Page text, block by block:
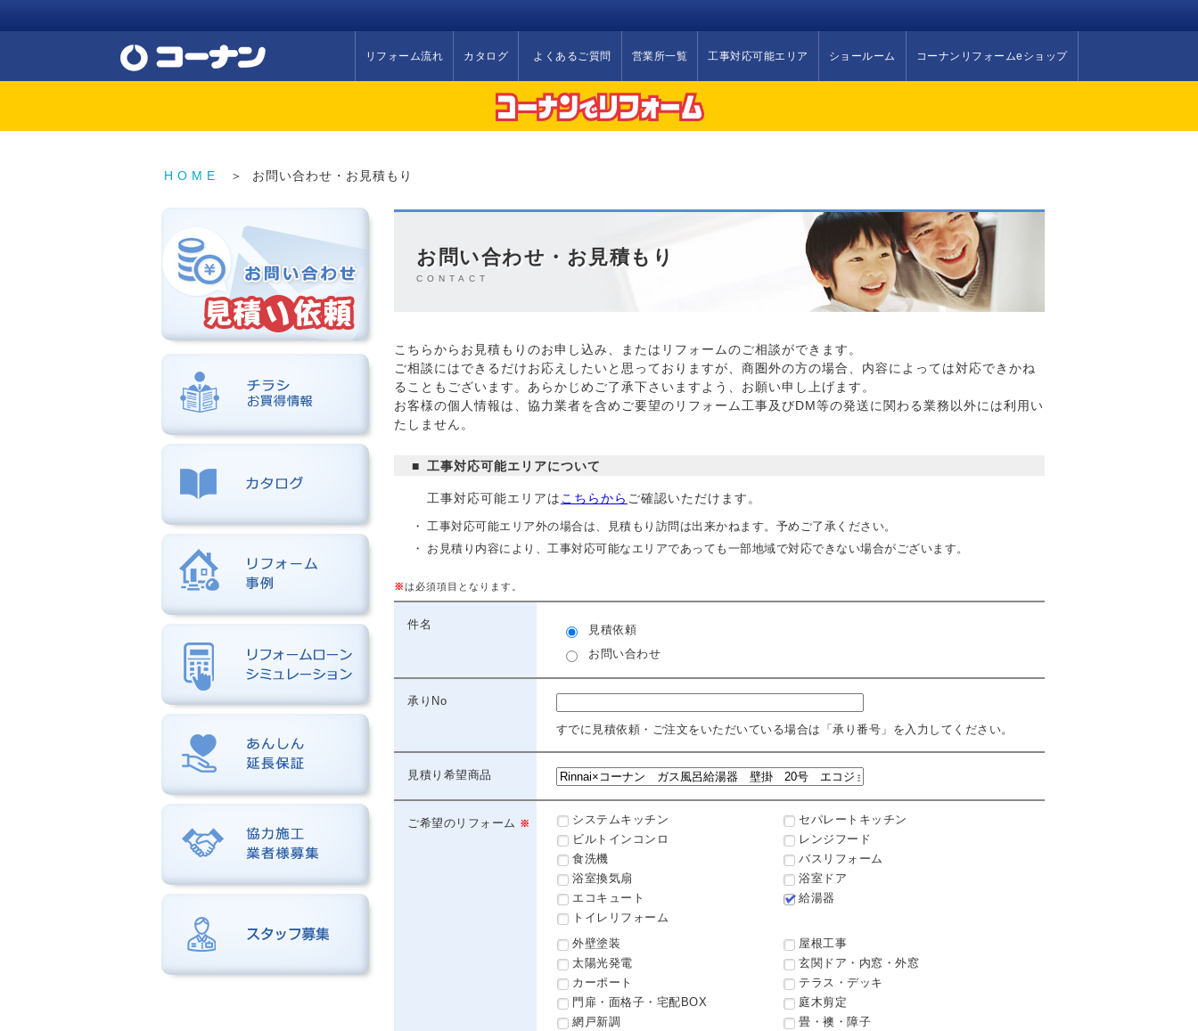
リフォーム流れ カタログ よくあるご質問 営業所一覧 工事対応可能エリア ショールーム コーナンリフォームeショップ
HOME ＞ お問い合わせ・お見積もり
今週のチラシ
リフォームローン事例
リフォームローンシミュレーション
お問い合わせ・お見積もり
CONTACT
こちらからお見積もりのお申し込み、またはリフォームのご相談ができます。
ご相談にはできるだけお応えしたいと思っておりますが、商圏外の方の場合、内容によっては対応できかね
ることもございます。あらかじめご了承下さいますよう、お願い申し上げます。
お客様の個人情報は、協力業者を含めご要望のリフォーム工事及びDM等の発送に関わる業務以外には利用い
たしません。
工事対応可能エリアについて
工事対応可能エリアは こちらから ご確認いただけます。
工事対応可能エリア外の場合は、見積もり訪問は出来かねます。予めご了承ください。
お見積り内容により、工事対応可能なエリアであっても一部地域で対応できない場合がございます。
※は必須項目となります。
件名
見積依頼
お問い合わせ
承りNo
すでに見積依頼・ご注文をいただいている場合は「承り番号」を入力してください。
見積り希望商品
ご希望のリフォーム システムキッチン
セパレートキッチン
ビルトインコンロ
レンジフード
食洗機
バスリフォーム
浴室換気扇
浴室ドア
エコキュート
給湯器
トイレリフォーム
外壁塗装
屋根工事
太陽光発電
玄関ドア・内窓・外窓
カーポート
テラス・デッキ
門扉・面格子・宅配BOX
庭木剪定
網戸新調
畳・襖・障子